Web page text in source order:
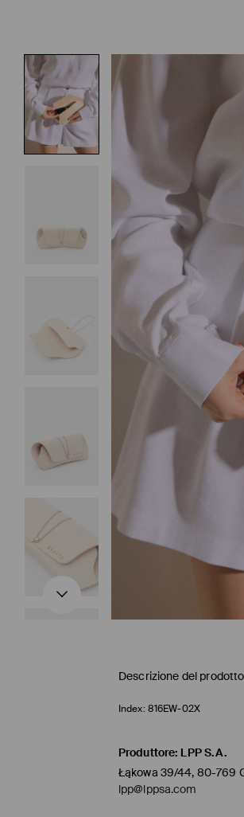
Descrizione del prodotto
Index: 816EW-02X
Produttore: LPP S.A.
Łąkowa 39/44, 80-769
lpp@lppsa.com